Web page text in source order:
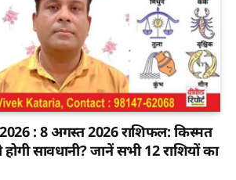
: 8 अगस्त 2026 राशिफल: किस्मत
सावधानी? जानें सभी 12 राशियों का